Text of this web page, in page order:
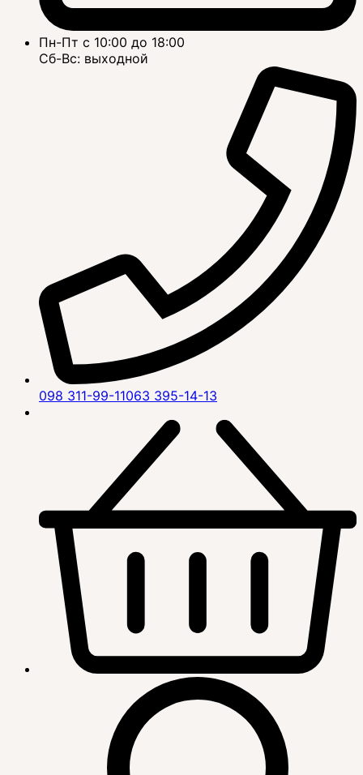
Пн-Пт с 10:00 до 18:00
Сб-Вс: выходной
098 311-99-11063 395-14-13